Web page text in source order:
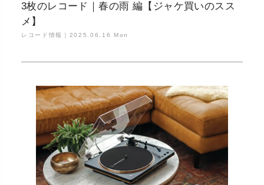
3枚のレコード｜春の雨 編【ジャケ買いのスス
メ】
レコード情報｜ 2025.06.16 Mon